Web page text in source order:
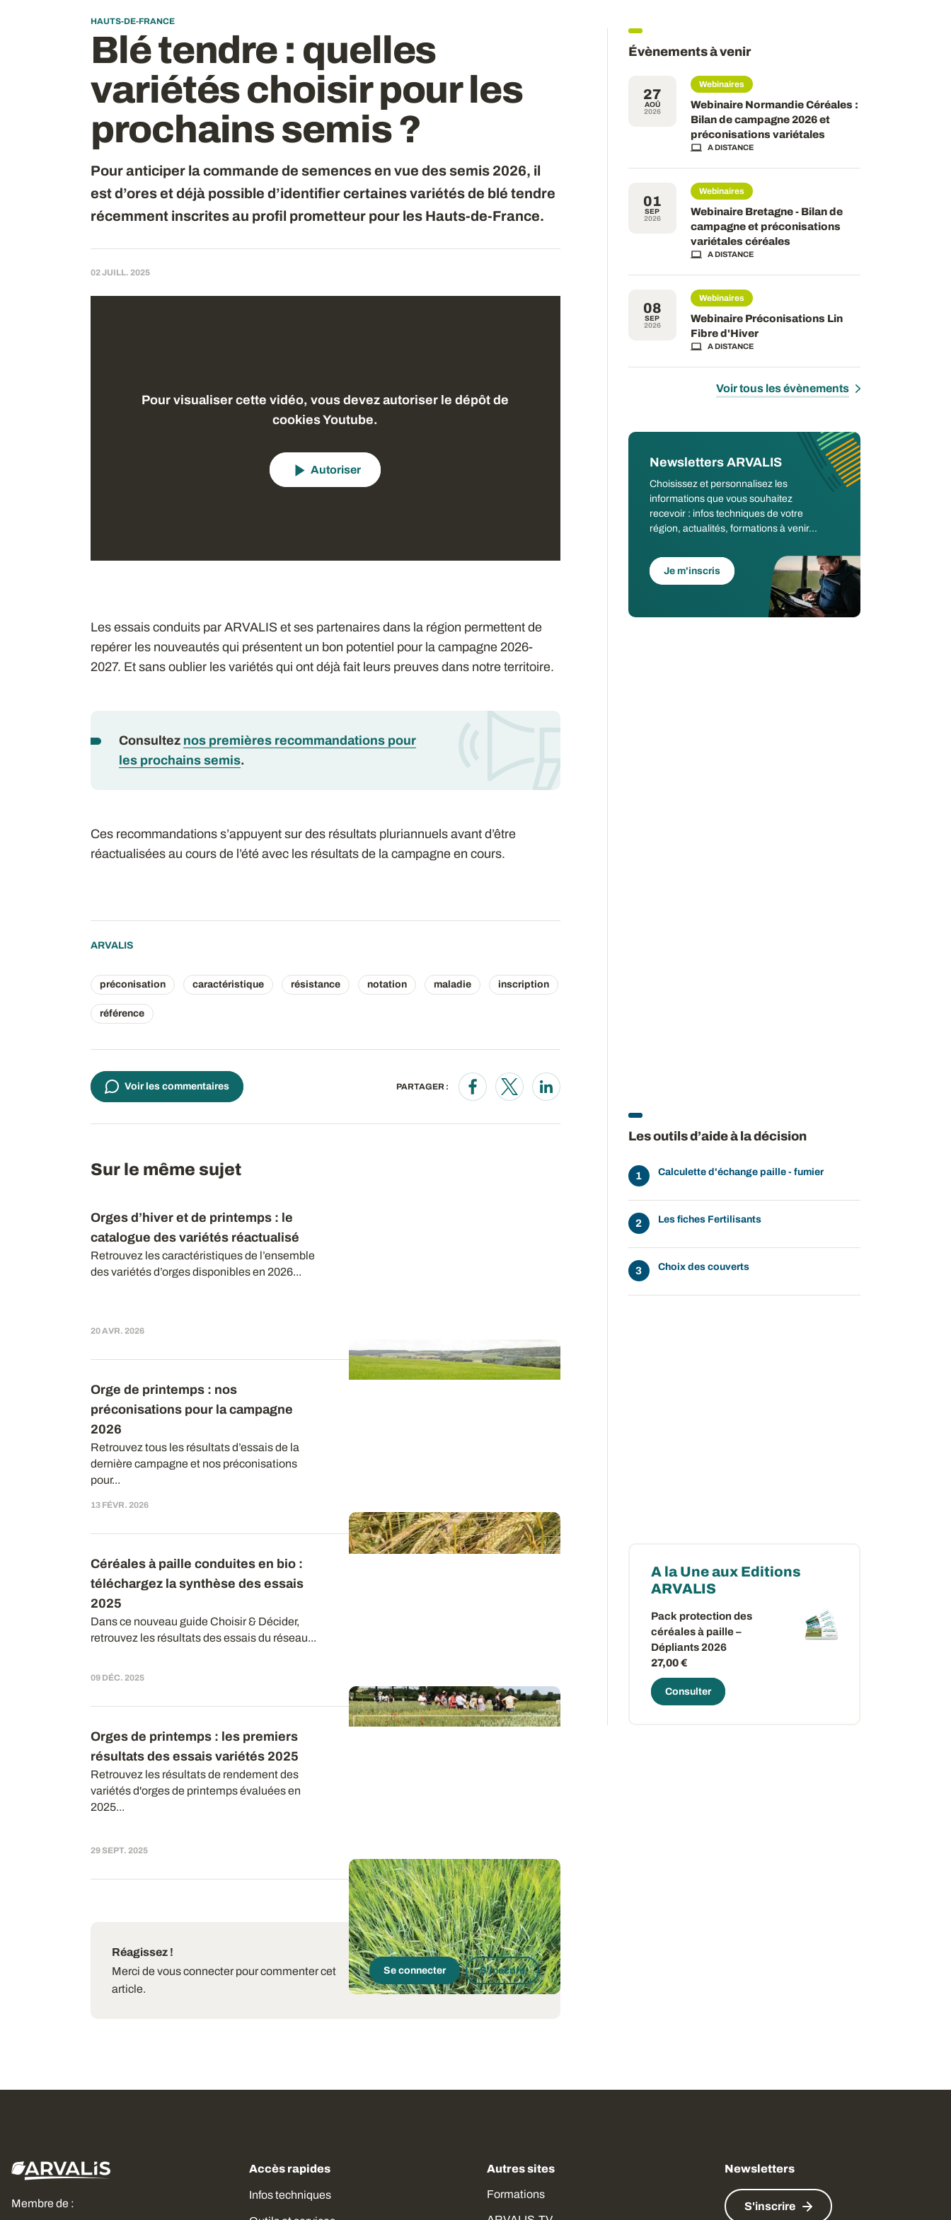
HAUTS-DE-FRANCE
Blé tendre : quelles
variétés choisir pour les
prochains semis ?
Pour anticiper la commande de semences en vue des semis 2026, il
est d’ores et déjà possible d’identifier certaines variétés de blé tendre
récemment inscrites au profil prometteur pour les Hauts-de-France.
02 JUILL. 2025
Pour visualiser cette vidéo, vous devez autoriser le dépôt de
cookies Youtube.
Autoriser
Les essais conduits par ARVALIS et ses partenaires dans la région permettent de
repérer les nouveautés qui présentent un bon potentiel pour la campagne 2026-
2027. Et sans oublier les variétés qui ont déjà fait leurs preuves dans notre territoire.
Consultez nos premières recommandations pour
les prochains semis.
Ces recommandations s’appuyent sur des résultats pluriannuels avant d’être
réactualisées au cours de l’été avec les résultats de la campagne en cours.
ARVALIS
préconisation caractéristique résistance notation maladie inscription
référence
Voir les commentaires PARTAGER :
Opens in a new window
Opens in a new window
Opens in a new window
Sur le même sujet
Orges d’hiver et de printemps : le
catalogue des variétés réactualisé
Retrouvez les caractéristiques de l’ensemble
des variétés d’orges disponibles en 2026...
20 AVR. 2026
Orge de printemps : nos
préconisations pour la campagne
2026
Retrouvez tous les résultats d’essais de la
dernière campagne et nos préconisations
pour...
13 FÉVR. 2026
Céréales à paille conduites en bio :
téléchargez la synthèse des essais
2025
Dans ce nouveau guide Choisir & Décider,
retrouvez les résultats des essais du réseau...
09 DÉC. 2025
Orges de printemps : les premiers
résultats des essais variétés 2025
Retrouvez les résultats de rendement des
variétés d'orges de printemps évaluées en
2025...
29 SEPT. 2025
Réagissez !
Merci de vous connecter pour commenter cet
article.
Se connecter S'inscrire
Évènements à venir
27
AOÛ
2026
Webinaires
Webinaire Normandie Céréales :
Bilan de campagne 2026 et
préconisations variétales
A DISTANCE
01
SEP
2026
Webinaires
Webinaire Bretagne - Bilan de
campagne et préconisations
variétales céréales
A DISTANCE
08
SEP
2026
Webinaires
Webinaire Préconisations Lin
Fibre d'Hiver
A DISTANCE
Voir tous les évènements
Newsletters ARVALIS
Choisissez et personnalisez les
informations que vous souhaitez
recevoir : infos techniques de votre
région, actualités, formations à venir...
Je m'inscris
Les outils d’aide à la décision
Calculette d'échange paille - fumier
Les fiches Fertilisants
Choix des couverts
A la Une aux Editions
ARVALIS
Pack protection des
céréales à paille –
Dépliants 2026
27,00 €
Consulter
Membre de :
Accès rapides
Infos techniques
Autres sites
Formations
Newsletters
S'inscrire